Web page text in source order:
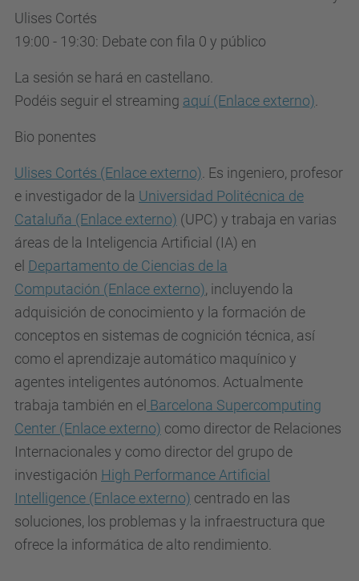
o
s
b
i
l
d
a
d
e
s
-
d
e
-
l
a
-
i
a
-
p
o
Ulises Cortés
19:00 - 19:30: Debate con fila 0 y público
La sesión se hará en castellano.
Podéis seguir el streaming aquí (Enlace externo)
Bio ponentes
Ulises Cortés (Enlace externo) . Es ingeniero, profesor
e investigador de la Universidad Politécnica de
Cataluña (Enlace externo) (UPC) y trabaja en varias
áreas de la Inteligencia Artificial (IA) en
el Departamento de Ciencias de la
Computación (Enlace externo), incluyendo la
adquisición de conocimiento y la formación de
conceptos en sistemas de cognición técnica, así
como el aprendizaje automático maquínico y
agentes inteligentes autónomos. Actualmente
trabaja también en el Barcelona Supercomputing
Center (Enlace externo) como director de Relaciones
Internacionales y como director del grupo de
investigación High Performance Artificial
Intelligence (Enlace externo) centrado en las
soluciones, los problemas y la infraestructura que
ofrece la informática de alto rendimiento.